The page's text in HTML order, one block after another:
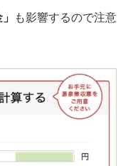
も影響するので注意